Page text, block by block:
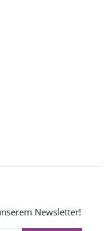
Newsletter!